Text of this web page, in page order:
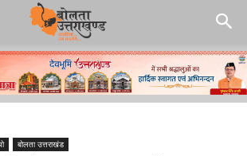
बोलता उत्तराखंड